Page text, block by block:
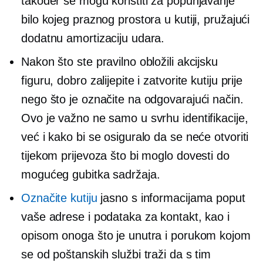
bilo kojeg praznog prostora u kutiji, pružajući
dodatnu amortizaciju udara.
Nakon što ste pravilno obložili akcijsku
figuru, dobro zalijepite i zatvorite kutiju prije
nego što je označite na odgovarajući način.
Ovo je važno ne samo u svrhu identifikacije,
već i kako bi se osiguralo da se neće otvoriti
tijekom prijevoza što bi moglo dovesti do
mogućeg gubitka sadržaja.
Označite kutiju jasno s informacijama poput
vaše adrese i podataka za kontakt, kao i
opisom onoga što je unutra i porukom kojom
se od poštanskih službi traži da s tim